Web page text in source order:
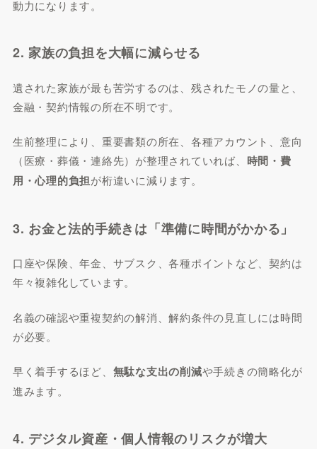
動力になります。
2. 家族の負担を大幅に減らせる
遺された家族が最も苦労するのは、残されたモノの量と、
金融・契約情報の所在不明です。
生前整理により、重要書類の所在、各種アカウント、意向
（医療・葬儀・連絡先）が整理されていれば、 時間・費
用・心理的負担が桁違いに減ります。
3. お金と法的手続きは「準備に時間がかかる」
口座や保険、年金、サブスク、各種ポイントなど、契約は
年々複雑化しています。
名義の確認や重複契約の解消、解約条件の見直しには時間
が必要。
早く着手するほど、 無駄な支出の削減や手続きの簡略化が
進みます。
4. デジタル資産・個人情報のリスクが増大